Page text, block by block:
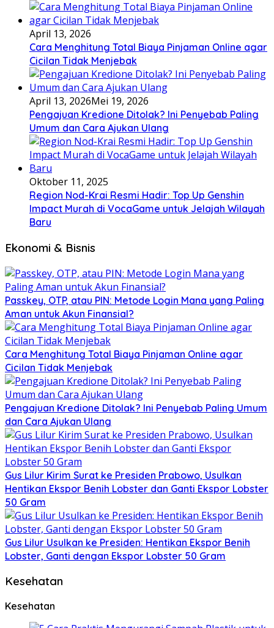
April 13, 2026
Cara Menghitung Total Biaya Pinjaman Online agar
Cicilan Tidak Menjebak
April 13, 2026Mei 19, 2026
Pengajuan Kredione Ditolak? Ini Penyebab Paling
Umum dan Cara Ajukan Ulang
Oktober 11, 2025
Region Nod-Krai Resmi Hadir: Top Up Genshin
Impact Murah di VocaGame untuk Jelajah Wilayah
Baru
Ekonomi & Bisnis
Passkey, OTP, atau PIN: Metode Login Mana yang Paling
Aman untuk Akun Finansial?
Cara Menghitung Total Biaya Pinjaman Online agar
Cicilan Tidak Menjebak
Pengajuan Kredione Ditolak? Ini Penyebab Paling Umum
dan Cara Ajukan Ulang
Gus Lilur Kirim Surat ke Presiden Prabowo, Usulkan
Hentikan Ekspor Benih Lobster dan Ganti Ekspor Lobster
50 Gram
Gus Lilur Usulkan ke Presiden: Hentikan Ekspor Benih
Lobster, Ganti dengan Ekspor Lobster 50 Gram
Kesehatan
Kesehatan